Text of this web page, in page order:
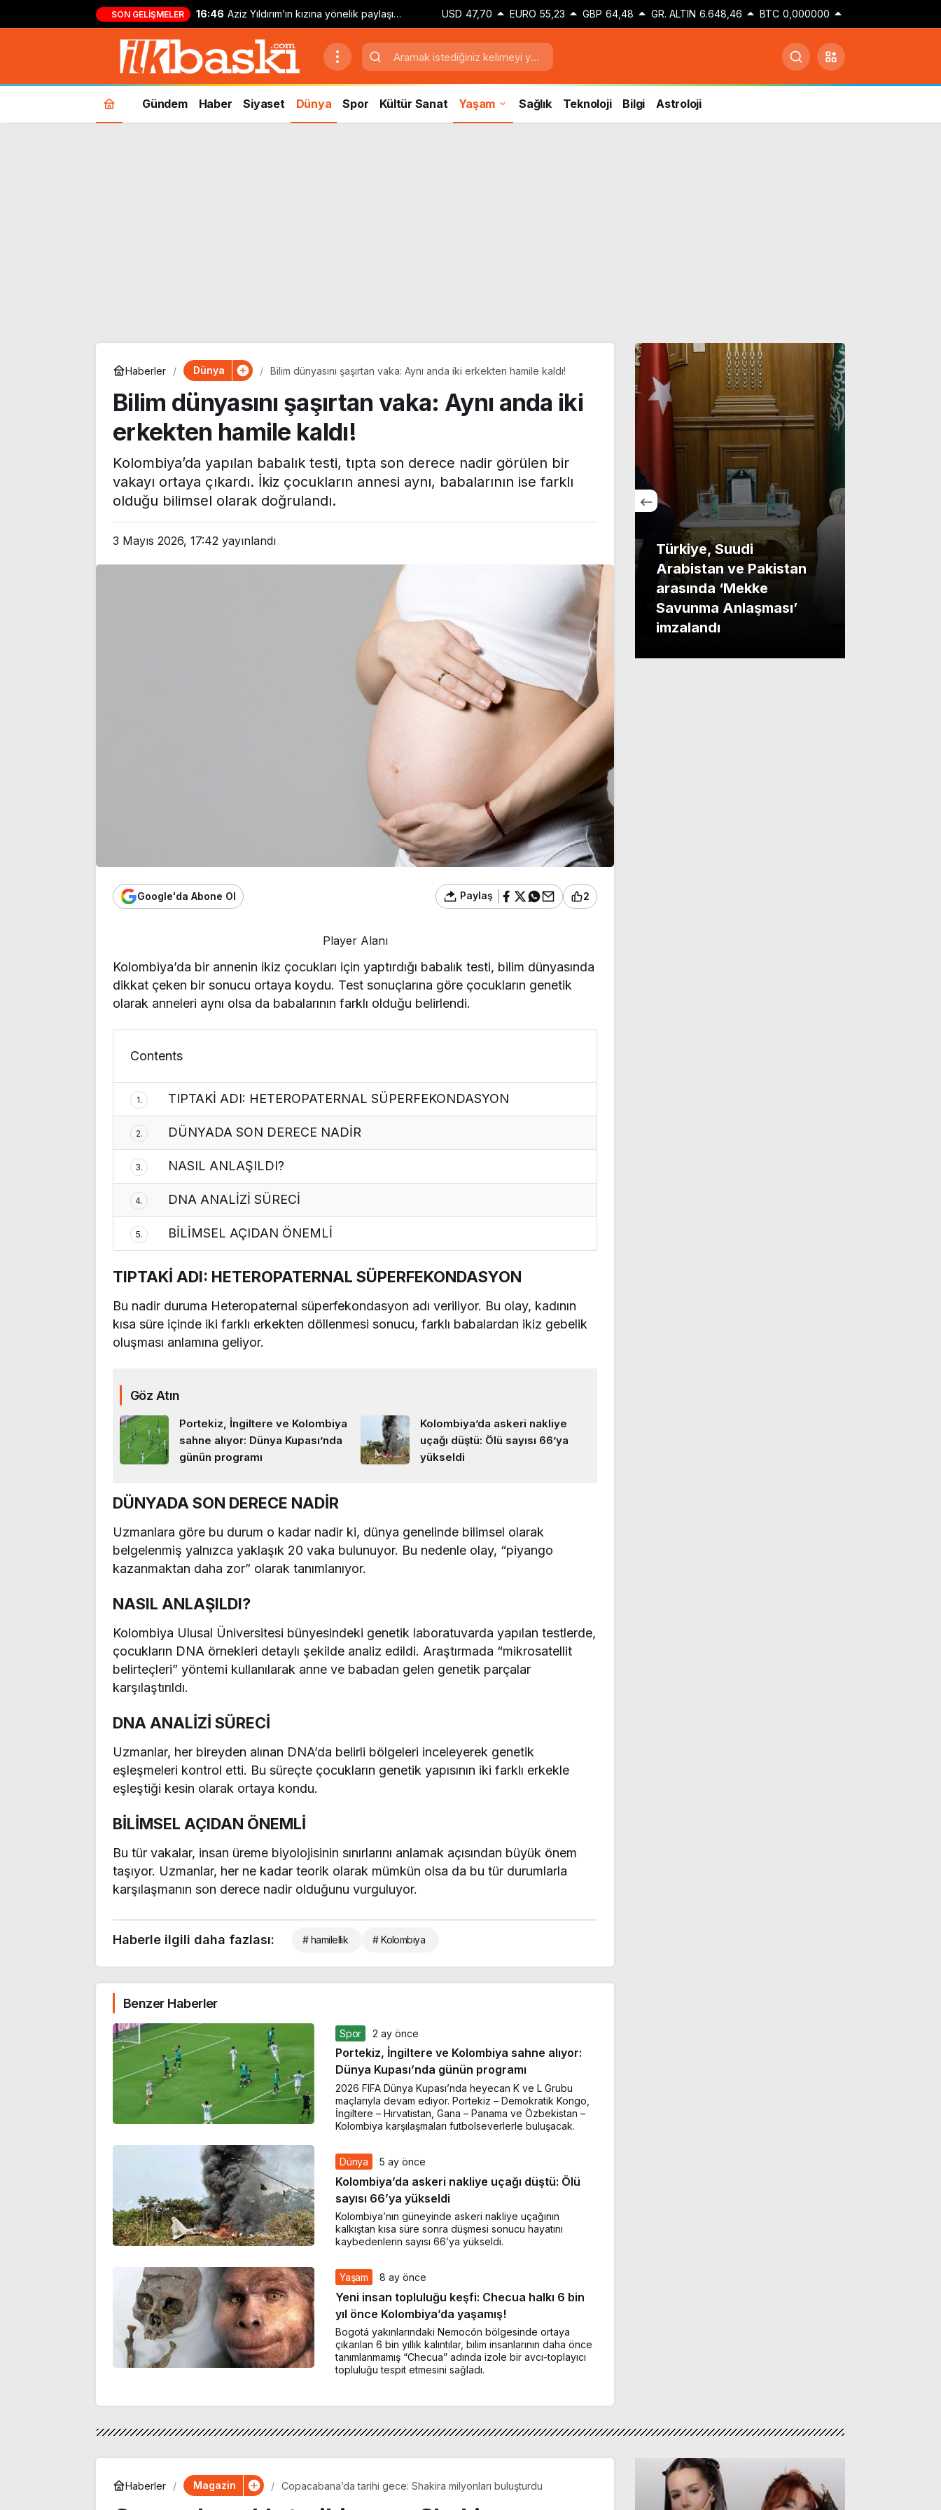
SON GELIŞMELER 16:46 Aziz Yıldırım’ın kızına yönelik paylaşım
yapan kişi hakkında adli kontrol kararı
USD 47,70 EURO 55,23 GBP 64,48 GR. ALTIN 6.648,46 BTC 0,000000
Gündem Haber Siyaset Dünya Spor Kültür Sanat Yaşam Sağlık Teknoloji Bilgi Astroloji
Haberler Dünya Bilim dünyasını şaşırtan vaka: Aynı anda iki erkekten hamile kaldı!
Bilim dünyasını şaşırtan vaka: Aynı anda iki
erkekten hamile kaldı!
Kolombiya’da yapılan babalık testi, tıpta son derece nadir görülen bir
vakayı ortaya çıkardı. İkiz çocukların annesi aynı, babalarının ise farklı
olduğu bilimsel olarak doğrulandı.
3 Mayıs 2026, 17:42 yayınlandı
Google'da Abone Ol Paylaş 2
Player Alanı
Kolombiya’da bir annenin ikiz çocukları için yaptırdığı babalık testi, bilim dünyasında
dikkat çeken bir sonucu ortaya koydu. Test sonuçlarına göre çocukların genetik
olarak anneleri aynı olsa da babalarının farklı olduğu belirlendi.
Contents
1. TIPTAKİ ADI: HETEROPATERNAL SÜPERFEKONDASYON
2. DÜNYADA SON DERECE NADİR
3. NASIL ANLAŞILDI?
4. DNA ANALİZİ SÜRECİ
5. BİLİMSEL AÇIDAN ÖNEMLİ
TIPTAKİ ADI: HETEROPATERNAL SÜPERFEKONDASYON
Bu nadir duruma Heteropaternal süperfekondasyon adı veriliyor. Bu olay, kadının
kısa süre içinde iki farklı erkekten döllenmesi sonucu, farklı babalardan ikiz gebelik
oluşması anlamına geliyor.
Göz Atın
Portekiz, İngiltere ve Kolombiya
sahne alıyor: Dünya Kupası’nda
günün programı
Kolombiya’da askeri nakliye
uçağı düştü: Ölü sayısı 66’ya
yükseldi
DÜNYADA SON DERECE NADİR
Uzmanlara göre bu durum o kadar nadir ki, dünya genelinde bilimsel olarak
belgelenmiş yalnızca yaklaşık 20 vaka bulunuyor. Bu nedenle olay, “piyango
kazanmaktan daha zor” olarak tanımlanıyor.
NASIL ANLAŞILDI?
Kolombiya Ulusal Üniversitesi bünyesindeki genetik laboratuvarda yapılan testlerde,
çocukların DNA örnekleri detaylı şekilde analiz edildi. Araştırmada “mikrosatellit
belirteçleri” yöntemi kullanılarak anne ve babadan gelen genetik parçalar
karşılaştırıldı.
DNA ANALİZİ SÜRECİ
Uzmanlar, her bireyden alınan DNA’da belirli bölgeleri inceleyerek genetik
eşleşmeleri kontrol etti. Bu süreçte çocukların genetik yapısının iki farklı erkekle
eşleştiği kesin olarak ortaya kondu.
BİLİMSEL AÇIDAN ÖNEMLİ
Bu tür vakalar, insan üreme biyolojisinin sınırlarını anlamak açısından büyük önem
taşıyor. Uzmanlar, her ne kadar teorik olarak mümkün olsa da bu tür durumlarla
karşılaşmanın son derece nadir olduğunu vurguluyor.
Haberle ilgili daha fazlası: # hamilellik # Kolombiya
Benzer Haberler
Spor 2 ay önce
Portekiz, İngiltere ve Kolombiya sahne alıyor:
Dünya Kupası’nda günün programı
2026 FIFA Dünya Kupası’nda heyecan K ve L Grubu
maçlarıyla devam ediyor. Portekiz – Demokratik Kongo,
İngiltere – Hırvatistan, Gana – Panama ve Özbekistan –
Kolombiya karşılaşmaları futbolseverlerle buluşacak.
Dünya 5 ay önce
Kolombiya’da askeri nakliye uçağı düştü: Ölü
sayısı 66’ya yükseldi
Kolombiya’nın güneyinde askeri nakliye uçağının
kalkıştan kısa süre sonra düşmesi sonucu hayatını
kaybedenlerin sayısı 66’ya yükseldi.
Yaşam 8 ay önce
Yeni insan topluluğu keşfi: Checua halkı 6 bin
yıl önce Kolombiya’da yaşamış!
Bogotá yakınlarındaki Nemocón bölgesinde ortaya
çıkarılan 6 bin yıllık kalıntılar, bilim insanlarının daha önce
tanımlanmamış “Checua” adında izole bir avcı-toplayıcı
topluluğu tespit etmesini sağladı.
Tepebaşı
Özgür Özel’den Le
Trendyol 1. Lig’de yeni
sezon heyecanı başlıyor
Türkiye, Suudi
Arabistan ve Pakistan
arasında ‘Mekke
Savunma Anlaşması’
imzalandı
Haberler Magazin Copacabana’da tarihi gece: Shakira milyonları buluşturdu